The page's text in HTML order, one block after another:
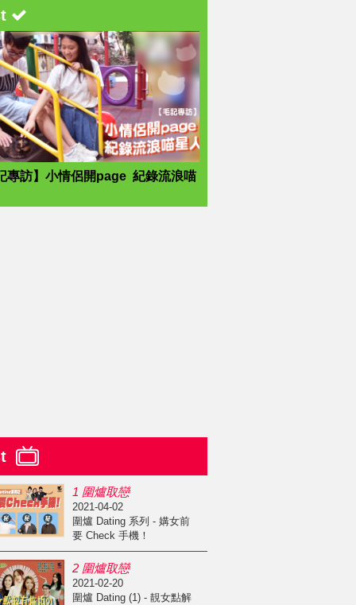
專訪】小情侶開page 紀錄流浪喵
1 圍爐取戀
2021-04-02
圍爐 Dating 系列 - 媾女前
要 Check 手機！
2 圍爐取戀
2021-02-20
圍爐 Dating (1) - 靚女點解